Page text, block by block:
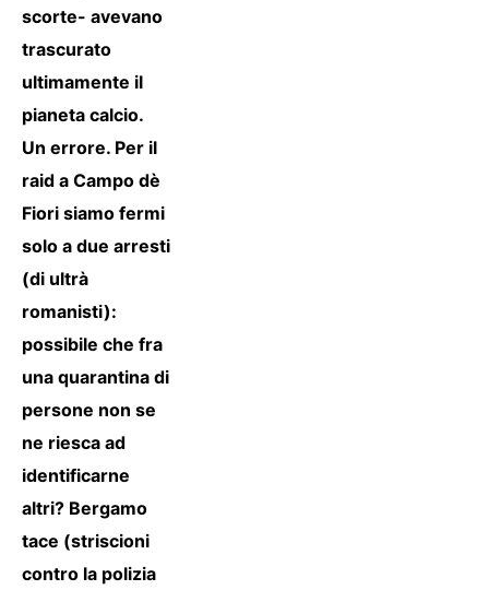
scorte- avevano
trascurato
ultimamente il
pianeta calcio.
Un errore. Per il
raid a Campo dè
Fiori siamo fermi
solo a due arresti
(di ultrà
romanisti):
possibile che fra
una quarantina di
persone non se
ne riesca ad
identificarne
altri? Bergamo
tace (striscioni
contro la polizia